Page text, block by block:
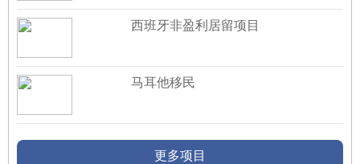
西班牙非盈利居留项目
马耳他移民
更多项目